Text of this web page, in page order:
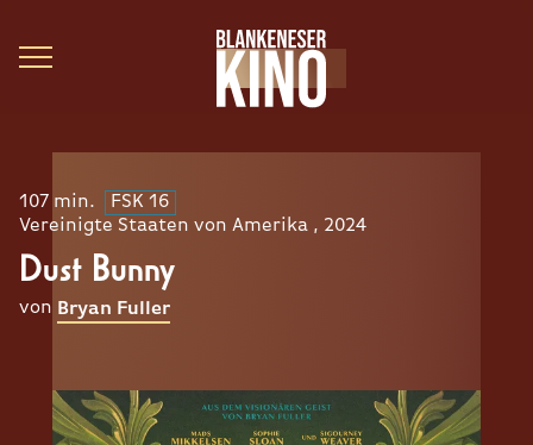
107 min.
FSK 16
Vereinigte Staaten von Amerika , 2024
Dust Bunny
von Bryan Fuller